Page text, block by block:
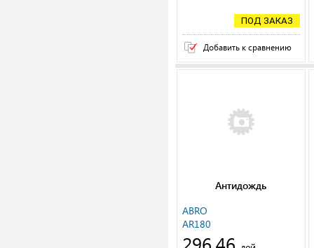
ПОД ЗАКАЗ
Добавить к сравнению
Антидождь
ABRO
AR180